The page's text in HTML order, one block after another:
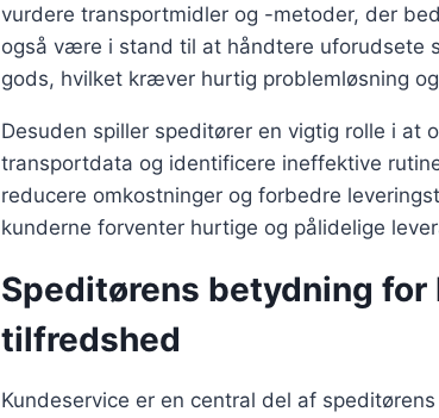
vurdere transportmidler og -metoder, der
også være i stand til at håndtere uforudsete
gods, hvilket kræver hurtig problemløsning
Desuden spiller speditører en vigtig rolle i at
transportdata og identificere ineffektive
reducere omkostninger og forbedre
kunderne forventer hurtige og pålidelige
Speditørens betydning for
tilfredshed
Kundeservice er en central del af